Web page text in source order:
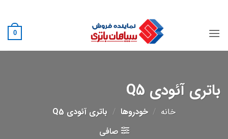
content
0
باتری آئودی Q5
خانه / خودروها / باتری آئودی Q5
صافی